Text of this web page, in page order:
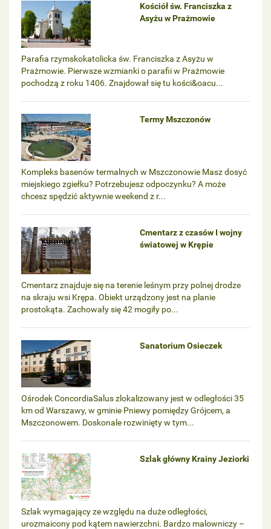
Kościół św. Franciszka z
Asyżu w Prażmowie
Parafia rzymskokatolicka św. Franciszka z Asyżu w
Prażmowie. Pierwsze wzmianki o parafii w Prażmowie
pochodzą z roku 1406. Znajdował się tu kości&oacu...
Termy Mszczonów
Kompleks basenów termalnych w Mszczonowie Masz dosyć
miejskiego zgiełku? Potrzebujesz odpoczynku? A może
chcesz spędzić aktywnie weekend z r...
Cmentarz z czasów I wojny
światowej w Krępie
Cmentarz znajduje się na terenie leśnym przy polnej drodze
na skraju wsi Krępa. Obiekt urządzony jest na planie
prostokąta. Zachowały się 42 mogiły po...
Sanatorium Osieczek
Ośrodek ConcordiaSalus zlokalizowany jest w odległości 35
km od Warszawy, w gminie Pniewy pomiędzy Grójcem, a
Mszczonowem. Doskonale rozwinięty w tym...
Szlak główny Krainy Jeziorki
Szlak wymagający ze względu na duże odległości,
urozmaicony pod kątem nawierzchni. Bardzo malowniczy –